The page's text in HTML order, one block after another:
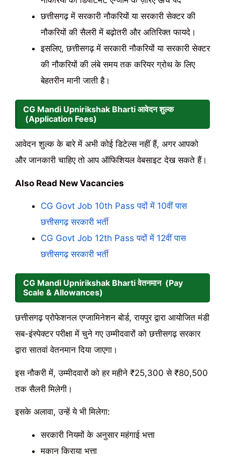
छत्तीसगढ़ में सरकारी नौकरियों या सरकारी सेक्टर की
नौकरियों की सैलरी में बढ़ोतरी और अतिरिक्त फायदे।
इसलिए, छत्तीसगढ़ में सरकारी नौकरियों या सरकारी सेक्टर
की नौकरियों की लंबे समय तक करियर ग्रोथ के लिए
बेहतरीन मानी जाती है।
CG Mandi Upnirikshak Bharti आवेदन शुल्क
(Application Fees)
आवेदन शुल्क के बारे में अभी कोई डिटेल्स नहीं हैं, अगर आपको
और जानकारी चाहिए तो आप ऑफिशियल वेबसाइट देख सकते हैं।
Also Read New Vacancies
CG Govt Job 10th Pass पदों में 10वीं पास
छत्तीसगढ़ सरकारी भर्ती
CG Govt Job 12th Pass पदों में 12वीं पास
छत्तीसगढ़ सरकारी भर्ती
CG Mandi Upnirikshak Bharti वेतनमान (Pay
Scale & Allowances)
छत्तीसगढ़ प्रोफेशनल एग्जामिनेशन बोर्ड, रायपुर द्वारा आयोजित मंडी
सब-इंस्पेक्टर परीक्षा में चुने गए उम्मीदवारों को छत्तीसगढ़ सरकार
द्वारा सातवां वेतनमान दिया जाएगा।
इस नौकरी में, उम्मीदवारों को हर महीने ₹25,300 से ₹80,500
तक सैलरी मिलेगी।
इसके अलावा, उन्हें ये भी मिलेगा:
सरकारी नियमों के अनुसार महंगाई भत्ता
मकान किराया भत्ता